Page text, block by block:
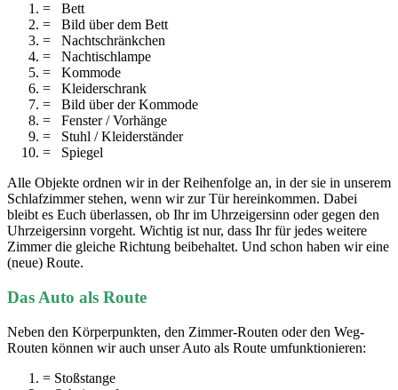
= Bett
= Bild über dem Bett
= Nachtschränkchen
= Nachtischlampe
= Kommode
= Kleiderschrank
= Bild über der Kommode
= Fenster / Vorhänge
= Stuhl / Kleiderständer
= Spiegel
Alle Objekte ordnen wir in der Reihenfolge an, in der sie in unserem
Schlafzimmer stehen, wenn wir zur Tür hereinkommen. Dabei
bleibt es Euch überlassen, ob Ihr im Uhrzeigersinn oder gegen den
Uhrzeigersinn vorgeht. Wichtig ist nur, dass Ihr für jedes weitere
Zimmer die gleiche Richtung beibehaltet. Und schon haben wir eine
(neue) Route.
Das Auto als Route
Neben den Körperpunkten, den Zimmer-Routen oder den Weg-
Routen können wir auch unser Auto als Route umfunktionieren:
= Stoßstange